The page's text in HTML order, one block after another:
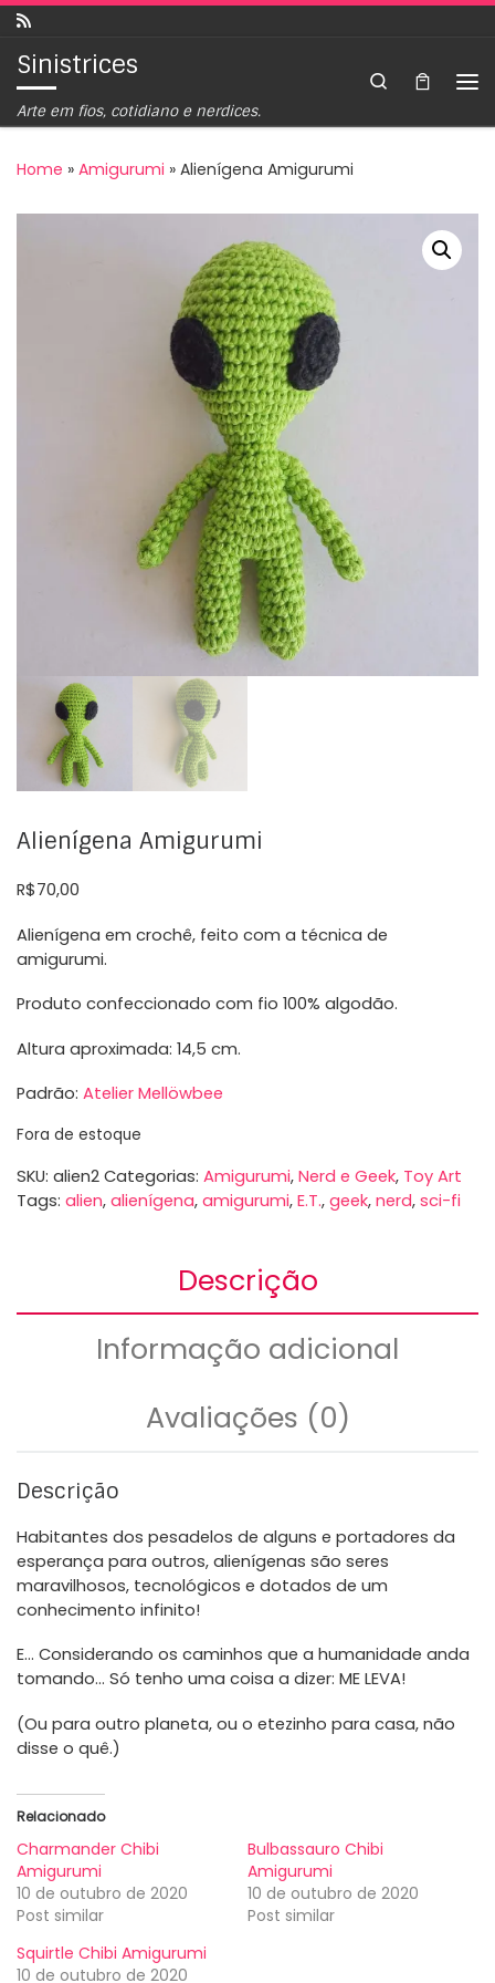
Skip to content
Sinistrices
Arte em fios, cotidiano e nerdices.
Search
Home » Amigurumi » Alienígena Amigurumi
Alienígena Amigurumi
R$70,00
Alienígena em crochê, feito com a técnica de
amigurumi.
Produto confeccionado com fio 100% algodão.
Altura aproximada: 14,5 cm.
Padrão: Atelier Mellöwbee
Fora de estoque
SKU: alien2 Categorias: Amigurumi, Nerd e Geek, Toy Art
Tags: alien, alienígena, amigurumi, E.T., geek, nerd, sci-fi
Descrição
Informação adicional
Avaliações (0)
Descrição
Habitantes dos pesadelos de alguns e portadores da
esperança para outros, alienígenas são seres
maravilhosos, tecnológicos e dotados de um
conhecimento infinito!
E… Considerando os caminhos que a humanidade anda
tomando… Só tenho uma coisa a dizer: ME LEVA!
(Ou para outro planeta, ou o etezinho para casa, não
disse o quê.)
Relacionado
Charmander Chibi
Amigurumi
10 de outubro de 2020
Post similar
Bulbassauro Chibi
Amigurumi
10 de outubro de 2020
Post similar
Squirtle Chibi Amigurumi
10 de outubro de 2020